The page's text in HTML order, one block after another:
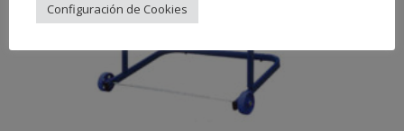
Configuración de Cookies